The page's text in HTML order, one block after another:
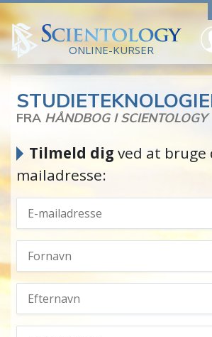
ONLINE-KURSER
FRA HÅNDBOG I SCIENTOLOGY
Tilmeld dig ved at bruge
mailadresse: